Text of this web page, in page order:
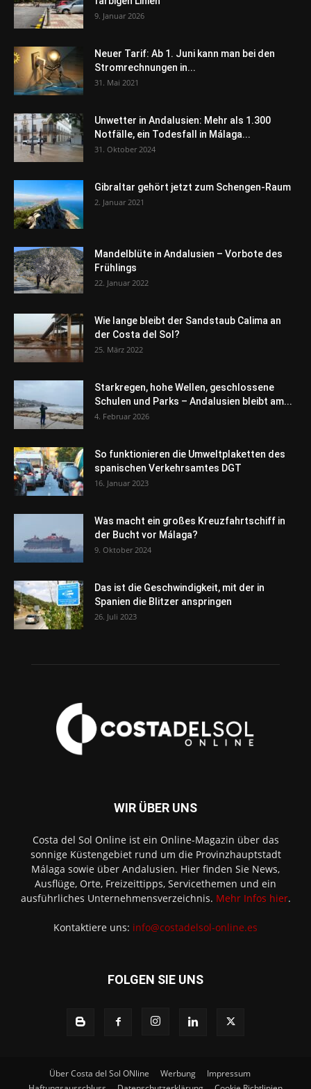
9. Januar 2026
Neuer Tarif: Ab 1. Juni kann man bei den
Stromrechnungen in...
31. Mai 2021
Unwetter in Andalusien: Mehr als 1.300
Notfälle, ein Todesfall in Málaga...
31. Oktober 2024
Gibraltar gehört jetzt zum Schengen-Raum
2. Januar 2021
Mandelblüte in Andalusien – Vorbote des
Frühlings
22. Januar 2022
Wie lange bleibt der Sandstaub Calima an
der Costa del Sol?
25. März 2022
Starkregen, hohe Wellen, geschlossene
Schulen und Parks – Andalusien bleibt am...
4. Februar 2026
So funktionieren die Umweltplaketten des
spanischen Verkehrsamtes DGT
16. Januar 2023
Was macht ein großes Kreuzfahrtschiff in
der Bucht vor Málaga?
9. Oktober 2024
Das ist die Geschwindigkeit, mit der in
Spanien die Blitzer anspringen
26. Juli 2023
WIR ÜBER UNS
Costa del Sol Online ist ein Online-Magazin über das
sonnige Küstengebiet rund um die Provinzhauptstadt
Málaga sowie über Andalusien. Hier finden Sie News,
Ausflüge, Orte, Freizeittipps, Servicethemen und ein
ausführliches Unternehmensverzeichnis. Mehr Infos hier.
Kontaktiere uns: info@costadelsol-online.es
FOLGEN SIE UNS
Über Costa del Sol ONline Werbung
Impressum